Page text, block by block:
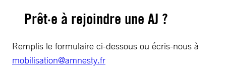
Prêt·e à rejoindre une AJ ?
Remplis le formulaire ci-dessous ou écris-nous à
mobilisation@amnesty.fr